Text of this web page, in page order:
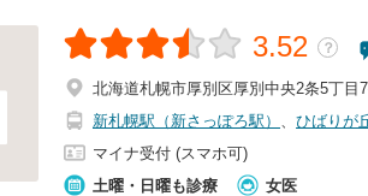
3.52 ？
北海道札幌市厚別区厚別中央2条5丁目
新札幌駅（新さっぽろ駅） 、 ひばりが
マイナ受付 (スマホ可)
土曜・日曜も診療
女医